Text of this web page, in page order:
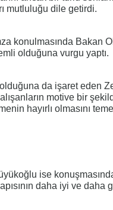
mutluluğu dile getirdi.
konulmasında Bakan
olduğuna vurgu yaptı.
da işaret eden
motive bir
hayırlı olmasını
ise
daha iyi ve